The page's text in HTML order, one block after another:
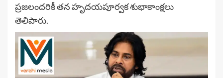
ప్రజలందరికీ తన హృదయపూర్వక శుభాకాంక్షలు
తెలిపారు.